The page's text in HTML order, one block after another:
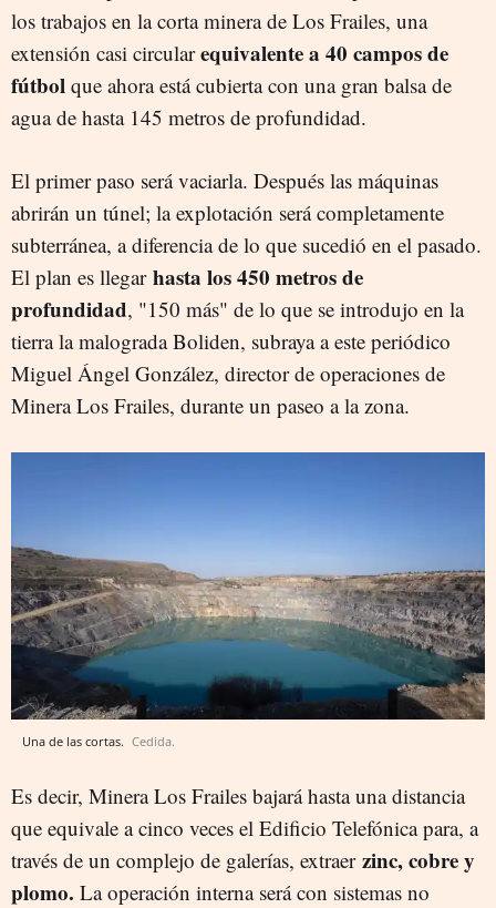
los trabajos en la corta minera de Los Frailes, una
extensión casi circularequivalente a 40 campos de
fútbol que ahora está cubierta con una gran balsa de
agua de hasta 145 metros de profundidad.
El primer paso será vaciarla. Después las máquinas
abrirán un túnel; la explotación será completamente
subterránea, a diferencia de lo que sucedió en el pasado.
El plan es llegarhasta los 450 metros de
profundidad, "150 más" de lo que se introdujo en la
tierra la malograda Boliden, subraya a este periódico
Miguel Ángel González, director de operaciones de
Minera Los Frailes, durante un paseo a la zona.
Una de las cortas. Cedida.
Es decir, Minera Los Frailes bajará hasta una distancia
que equivale a cinco veces el Edificio Telefónica para, a
través de un complejo de galerías, extraer zinc, cobre y
plomo. La operación interna será con sistemas no